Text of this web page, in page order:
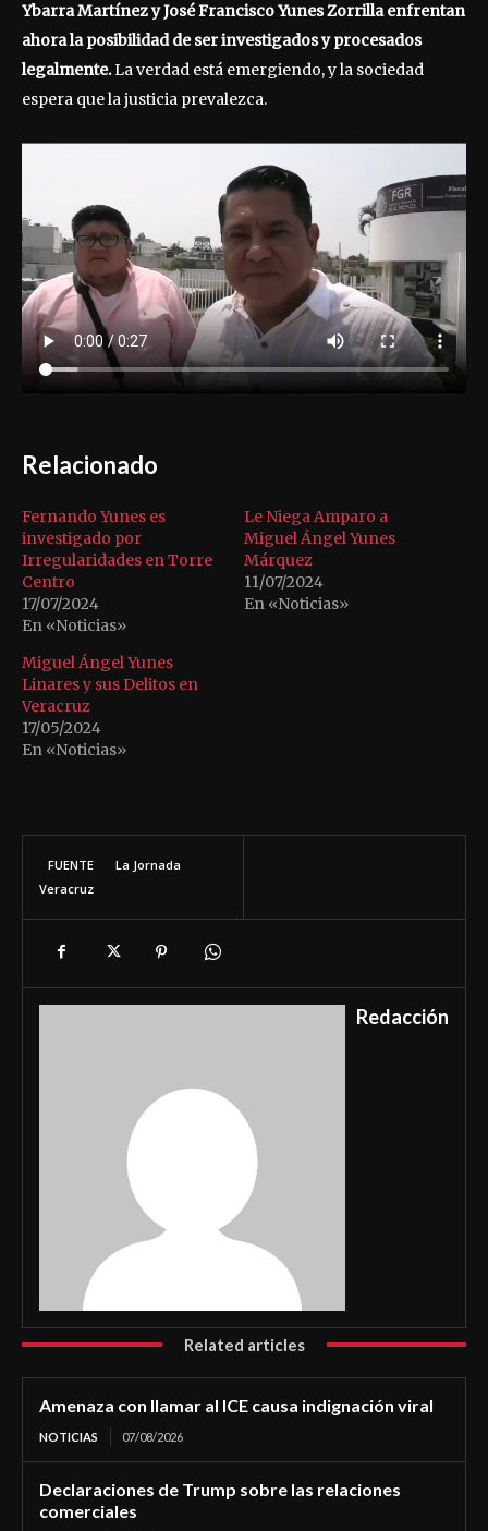
Ybarra Martínez y José Francisco Yunes Zorrilla enfrentan
ahora la posibilidad de ser investigados y procesados
legalmente.La verdad está emergiendo, y la sociedad
espera que la justicia prevalezca.
Relacionado
Fernando Yunes es
investigado por
Irregularidades en Torre
Centro
17/07/2024
En «Noticias»
Le Niega Amparo a
Miguel Ángel Yunes
Márquez
11/07/2024
En «Noticias»
Miguel Ángel Yunes
Linares y sus Delitos en
Veracruz
17/05/2024
En «Noticias»
FUENTE
La Jornada
Veracruz
Redacción
Related articles
Amenaza con llamar al ICE causa indignación viral
NOTICIAS 07/08/2026
Declaraciones de Trump sobre las relaciones
comerciales